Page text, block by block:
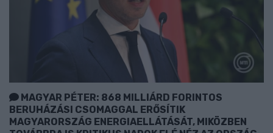
MAGYAR PÉTER: 868 MILLIÁRD FORINTOS
BERUHÁZÁSI CSOMAGGAL ERŐSÍTIK
MAGYARORSZÁG ENERGIAELLÁTÁSÁT, MIKÖZBEN